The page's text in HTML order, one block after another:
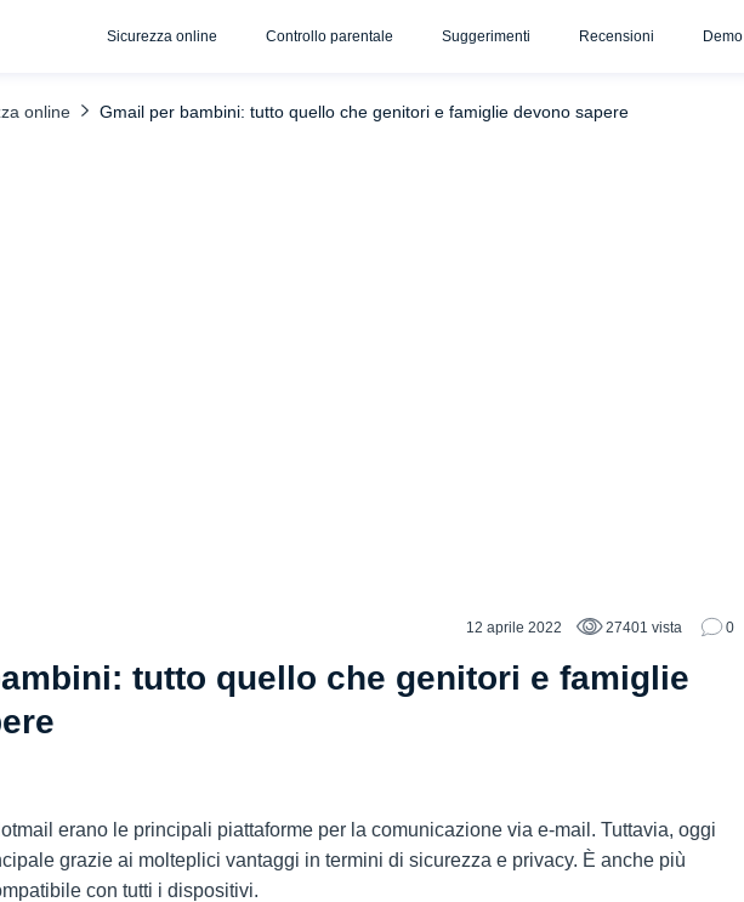
Sicurezza online Controllo parentale Suggerimenti Recensioni Demo
online Gmail per bambini: tutto quello che genitori e famiglie devono sapere
12 aprile 2022 27401 vista 0
tutto quello che genitori e famiglie
erano le principali piattaforme per la comunicazione via e-mail. Tuttavia, oggi
grazie ai molteplici vantaggi in termini di sicurezza e privacy. È anche più
con tutti i dispositivi.